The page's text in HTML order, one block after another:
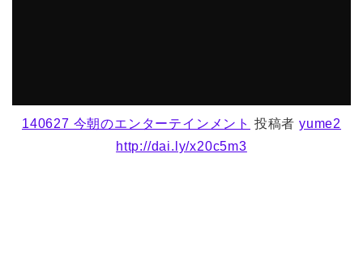
140627 今朝のエンターテインメント 投稿者 yume2
http://dai.ly/x20c5m3